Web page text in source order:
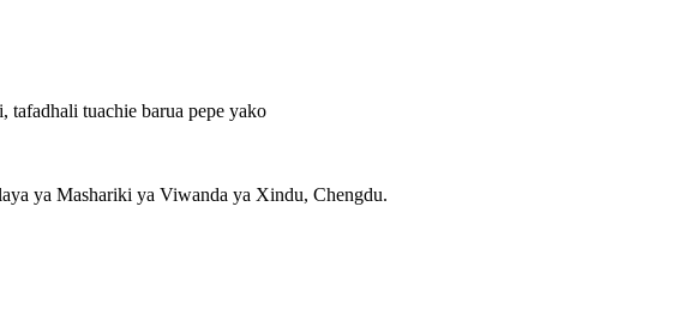
tafadhali tuachie barua pepe yako
ya Mashariki ya Viwanda ya Xindu, Chengdu.